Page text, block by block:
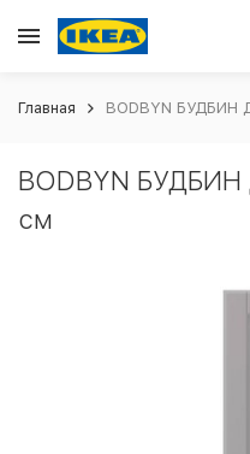
Главная BODBYN БУДБИН
BODBYN
см